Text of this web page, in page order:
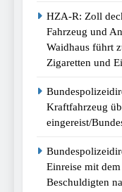
HZA-R: Zoll
Fahrzeug und
Waidhaus führt
Zigaretten und
Kraftfahrzeug
eingereist/
Einreise mit
Beschuldigten